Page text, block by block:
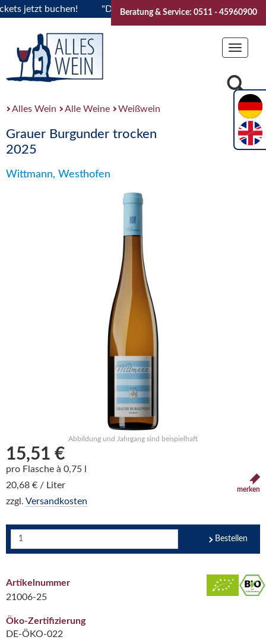
jetzt buchen! "Das Sommerfest 2026" Vive la
Beratung & Service: 0511 - 45960900
Toggle
Alles Wein Alle Weine Weißwein
Grauer Burgunder trocken
2025
Wittmann, Westhofen
Abbildung und Jahrgang sind beispielhaft
15,51 €
pro Flasche à 0,75 l
20,68 € / Liter
zzgl. Versandkosten
merken
Bestellen
Artikelnummer
21006-25
Öko-Zertifizierung
DE-ÖKO-022